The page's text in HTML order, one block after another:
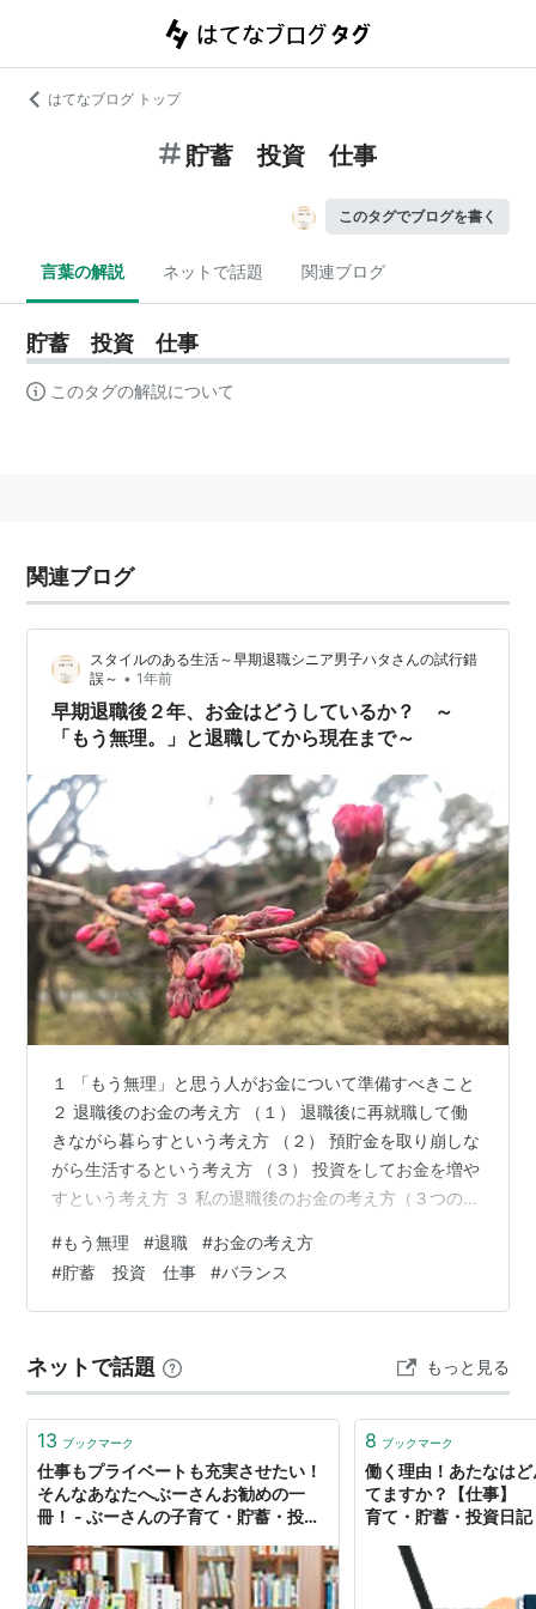
はてなブログ トップ
貯蓄 投資 仕事
このタグでブログを書く
言葉の解説 ネットで話題 関連ブログ
貯蓄 投資 仕事
このタグの解説について
関連ブログ
スタイルのある生活～早期退職シニア男子ハタさんの試行錯
誤～ • 1年前
早期退職後２年、お金はどうしているか？ ～
「もう無理。」と退職してから現在まで～
１ 「もう無理」と思う人がお金について準備すべきこと
２ 退職後のお金の考え方 （１） 退職後に再就職して働
きながら暮らすという考え方 （２） 預貯金を取り崩しな
がら生活するという考え方 （３） 投資をしてお金を増や
すという考え方 ３ 私の退職後のお金の考え方（３つのバ
錯誤をしてきました。 お金に関して言えば、退職するま
でに準備をしてきたつもりでしたが、退職直後は「これ
からは定期的な収入は無いんだなあ。」と漠然とした、
が軌道に乗るまでは続きました。 それまでは、支出の見
直しをして自分としての最…
#もう無理 #退職 #お金の考え方
#貯蓄 投資 仕事 #バランス
ネットで話題 もっと見る
13 ブックマーク
仕事もプライベートも充実させたい！
そんなあなたへぶーさんお勧めの一
冊！ - ぶーさんの子育て・貯蓄・投資
8 ブックマーク
働く理由！あたなは
てますか？【仕事】
育て・貯蓄・投資日記